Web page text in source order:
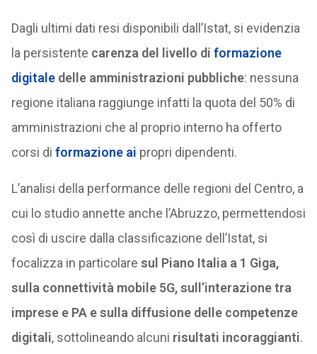
Dagli ultimi dati resi disponibili dall’Istat, si evidenzia
la persistente carenza del livello di formazione
digitaledelle amministrazioni pubbliche: nessuna
regione italiana raggiunge infatti la quota del 50% di
amministrazioni che al proprio interno ha offerto
corsi di formazione ai propri dipendenti.
L’analisi della performance delle regioni del Centro, a
cui lo studio annette anche l’Abruzzo, permettendosi
così di uscire dalla classificazione dell’Istat, si
focalizza in particolare sul Piano Italia a 1 Giga,
sulla connettività mobile 5G, sull’interazione tra
imprese e PA e sulla diffusione delle competenze
digitali, sottolineando alcuni risultati incoraggianti.